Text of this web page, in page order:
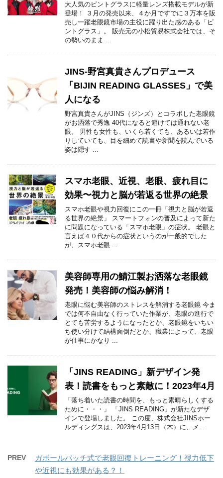
大人気のピントグラスに軽量レンズ搭載モデルが新
登場！ ３月の発売以来、４か月ですでに３万本を販
売し一躍老眼鏡市場の主役に躍り出た感のある「ピ
ントグラス」。 販売元の小松貿易株式会社では、そ
の勢いのまま ...
JINS-野宮真貴さんプロデュース
「BIJIN READING GLASSES」で美
人になる
野宮真貴さんがJINS（ジンズ）とコラボした老眼鏡
がお洒落で秀逸 40代になると避けては通れない老
眼。 男性も女性も、いくら若くても、あるいは若作
りしていても、目を細めて読書や新聞を読んでいる
姿は隠す ...
スマホ老眼、近視、老眼、疲れ目に
効果〜視力と脳が若返る世界の絶景
スマホ老眼や視力回復にこの一冊「視力と脳が若返
る世界の絶景」 スマートフォンの普及によって新た
に問題になっている「スマホ老眼」の症状。 老眼と
言えば４０代からの症状というのが一般的でした
が、スマホ老眼 ...
美容師専用の鯖江製お洒落な老眼鏡
発売！美容師の悩み解消！
老眼に悩む美容師のストレスを解消する老眼鏡 今ま
では何不自由なく行っていた作業が、老眼の進行で
とても苦労するようになったとか、老眼鏡をいちい
ち使い分けて結構面倒だとか、職業によって、老眼
が仕事にかなり ...
「JINS READING」新デザイン発
表！読書をもっと素敵に！2023年4月
「落ち着いた読書の時間を、もっと素晴らしくする
ために・・・」 「JINS READING」が新たなデザ
インで登場しました。 この度、株式会社JINSホー
ルディングスは、2023年4月13日（木）に、メ ...
PREV
ガボールパッチ式で老眼回復トレーニング！視力低下
や近視にも効果がある？！